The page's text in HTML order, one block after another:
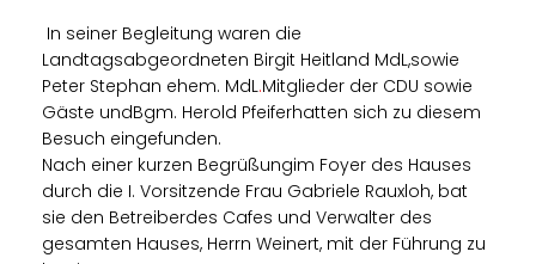
In seiner Begleitung waren die
Landtagsabgeordneten Birgit Heitland MdL,sowie
Peter Stephan ehem. MdL.Mitglieder der CDU sowie
Gäste undBgm. Herold Pfeiferhatten sich zu diesem
Besuch eingefunden.
Nach einer kurzen Begrüßungim Foyer des Hauses
durch die I. Vorsitzende Frau Gabriele Rauxloh, bat
sie den Betreiberdes Cafes und Verwalter des
gesamten Hauses, Herrn Weinert, mit der Führung zu